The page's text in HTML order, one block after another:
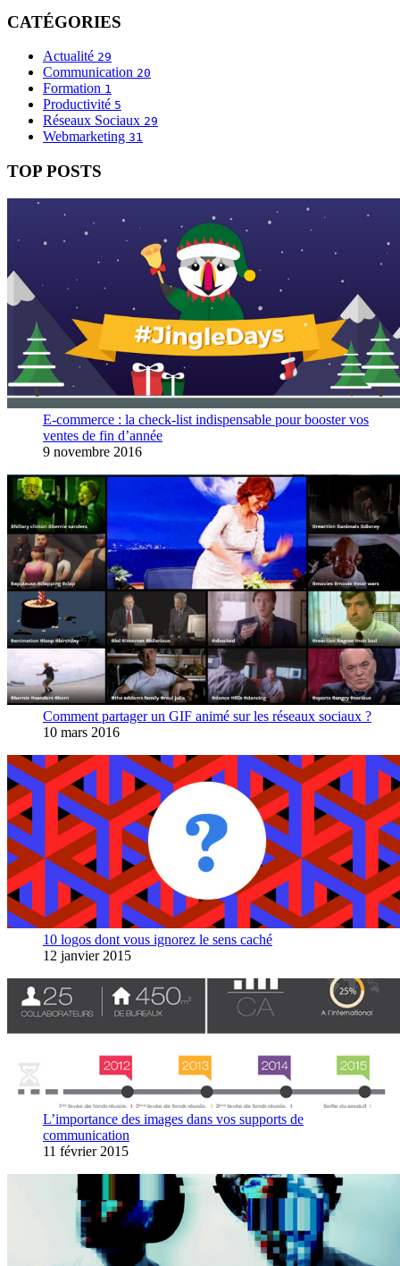
CATÉGORIES
Actualité 29
Communication 20
Formation 1
Productivité 5
Réseaux Sociaux 29
Webmarketing 31
TOP POSTS
E-commerce : la check-list indispensable pour booster vos
ventes de fin d’année
9 novembre 2016
Comment partager un GIF animé sur les réseaux sociaux ?
10 mars 2016
10 logos dont vous ignorez le sens caché
12 janvier 2015
L’importance des images dans vos supports de
communication
11 février 2015